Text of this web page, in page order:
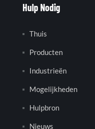
Hulp Nodig
Thuis
Producten
Industrieën
Mogelijkheden
Hulpbron
Nieuws